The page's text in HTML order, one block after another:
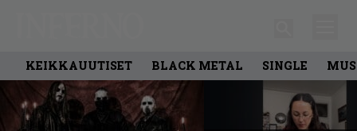
KEIKKAUUTISET BLACK METAL SINGLE